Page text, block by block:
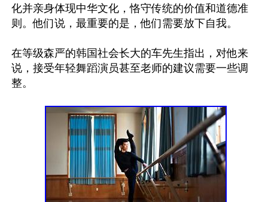
化并亲身体现中华文化，恪守传统的价值和道德准
则。他们说，最重要的是，他们需要放下自我。
在等级森严的韩国社会长大的车先生指出，对他来
说，接受年轻舞蹈演员甚至老师的建议需要一些调
整。